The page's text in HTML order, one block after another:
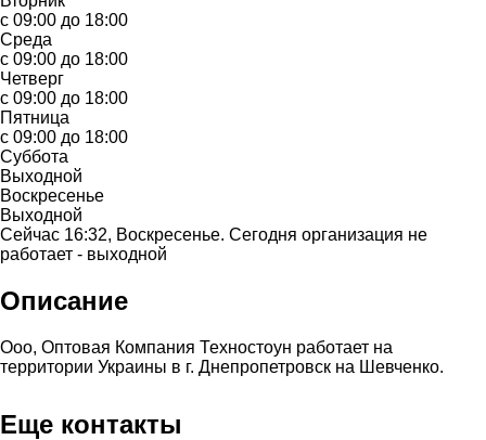
с 09:00 до 18:00
Среда
с 09:00 до 18:00
Четверг
с 09:00 до 18:00
Пятница
с 09:00 до 18:00
Суббота
Выходной
Воскресенье
Выходной
Сейчас 16:32, Воскресенье. Сегодня организация не
работает - выходной
Описание
Ооо, Оптовая Компания Техностоун работает на
территории Украины в г. Днепропетровск на Шевченко.
Еще контакты